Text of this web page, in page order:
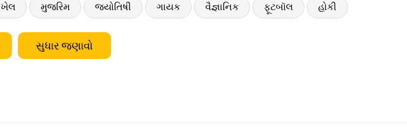
ખેલ મુજરિમ જ્યોતિષી ગાયક વૈજ્ઞાનિક ફૂટબૉલ હોકી
સુધાર જણાવો